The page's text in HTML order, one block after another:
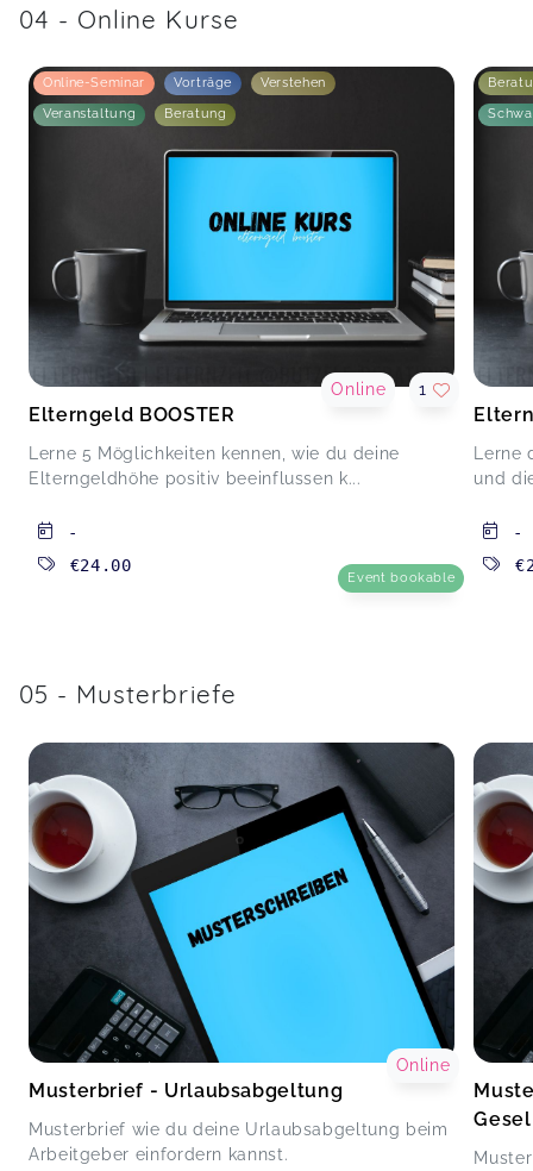
04 - Online Kurse
Online-Seminar Vorträge Verstehen
Veranstaltung Beratung
Elterngeld BOOSTER
Lerne 5 Möglichkeiten kennen, wie du deine
Elterngeldhöhe positiv beeinflussen k...
Online 1
-
€24.00
Event bookable
Lerne
und
-
05 - Musterbriefe
Musterbrief - Urlaubsabgeltung
Musterbrief wie du deine Urlaubsabgeltung beim
Arbeitgeber einfordern kannst.
Online